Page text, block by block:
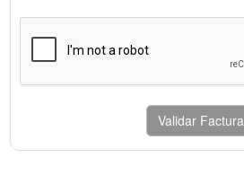
Validar Factura